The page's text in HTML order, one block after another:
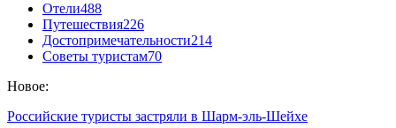
Отели488
Путешествия226
Достопримечательности214
Советы туристам70
Новое:
Российские туристы застряли в Шарм-эль-Шейхе